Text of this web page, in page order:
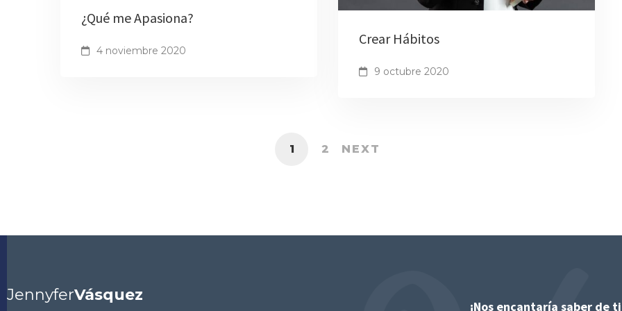
¿Qué me Apasiona?
4 noviembre 2020
Crear Hábitos
9 octubre 2020
1 2 NEXT
JennyferVásquez
¡Nos encantaría saber de